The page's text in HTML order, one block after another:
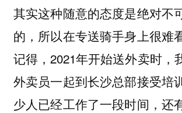
其实这种随意的态度是绝对不
的，所以在专送骑手身上很难
记得，2021年开始送外卖时，
外卖员一起到长沙总部接受培
少人已经工作了一段时间，还